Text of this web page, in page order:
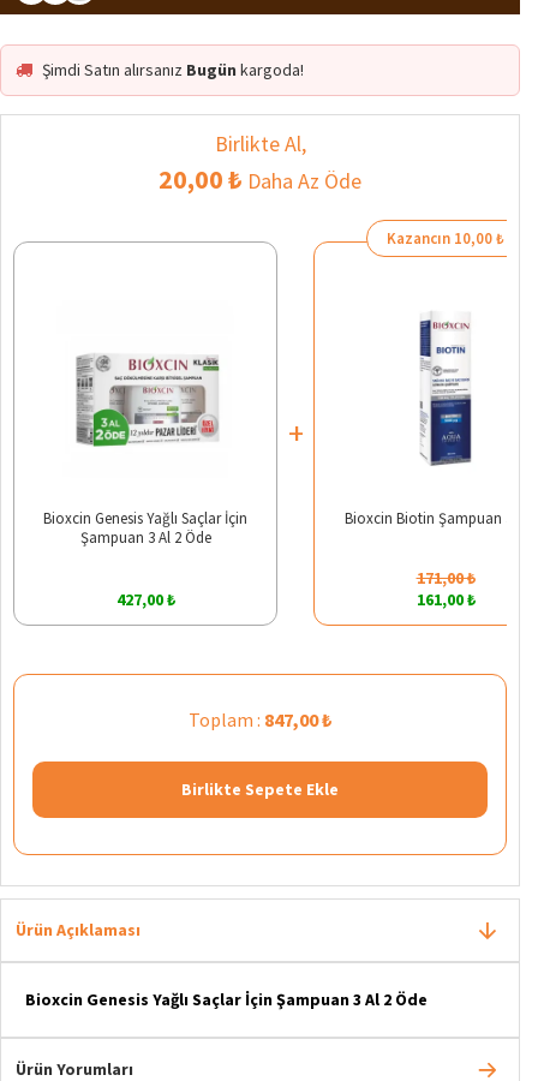
Şimdi Satın alırsanız Bugün kargoda!
Birlikte Al,
20,00 ₺ Daha Az Öde
Bioxcin Genesis Yağlı Saçlar İçin
Şampuan 3 Al 2 Öde
427,00 ₺
+
Kazancın 10,00 ₺
Bioxcin Biotin Şampuan 300
171,00 ₺
161,00 ₺
Toplam : 847,00 ₺
Birlikte Sepete Ekle
Ürün Açıklaması
Bioxcin Genesis Yağlı Saçlar İçin Şampuan 3 Al 2 Öde
Ürün Yorumları